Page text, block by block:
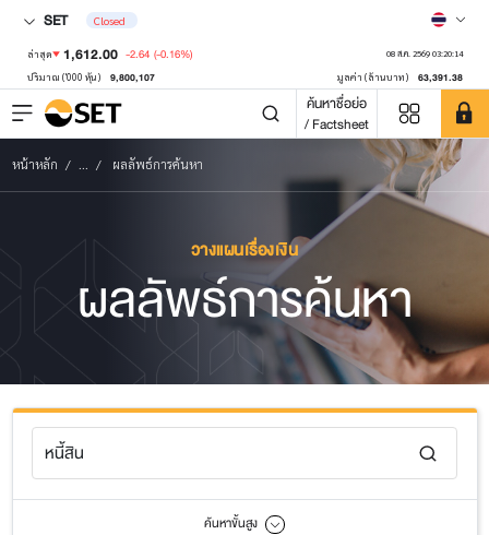
SET Closed
ล่าสุด 1,612.00 -2.64 (-0.16%) 08 ส.ค. 2569 03:20:14
ปริมาณ ('000 หุ้น) 9,800,107 มูลค่า (ล้านบาท) 63,391.38
ค้นหาชื่อย่อ
/ Factsheet
หน้าหลัก ... ผลลัพธ์การค้นหา
วางแผนเรื่องเงิน
ผลลัพธ์การค้นหา
ค้นหาขั้นสูง